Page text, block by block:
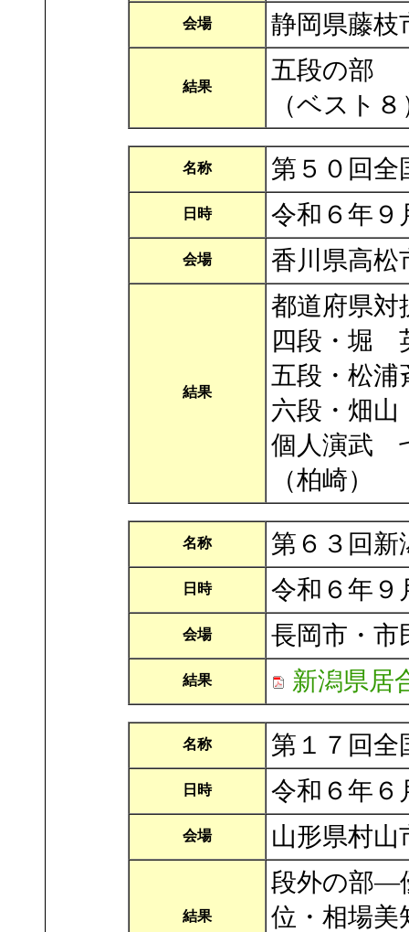
会場 静岡県藤枝
結果
五段の部
（ベスト８
名称 第５０回全
日時 令和６年９
会場 香川県高
結果
都道府県
四段・堀
五段・松浦
六段・畑
個人演武
（柏崎）
名称 第６３回新
日時 令和６年９
会場 長岡市・市
結果 新潟県
名称 第１７回全
日時 令和６年６
会場 山形県村山
結果
段外の部―
位・相場美